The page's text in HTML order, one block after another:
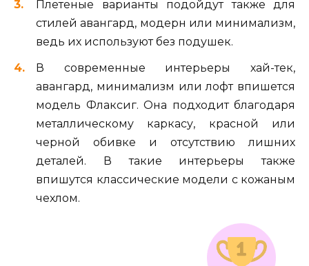
Плетеные варианты подойдут также для
стилей авангард, модерн или минимализм,
ведь их используют без подушек.
В современные интерьеры хай-тек,
авангард, минимализм или лофт впишется
модель Флаксиг. Она подходит благодаря
металлическому каркасу, красной или
черной обивке и отсутствию лишних
деталей. В такие интерьеры также
впишутся классические модели с кожаным
чехлом.